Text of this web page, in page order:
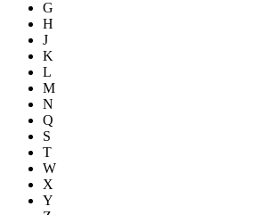
G
H
J
K
L
M
N
Q
S
T
W
X
Y